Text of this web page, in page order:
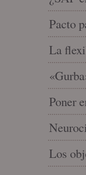
Pacto
La
Poner
Los